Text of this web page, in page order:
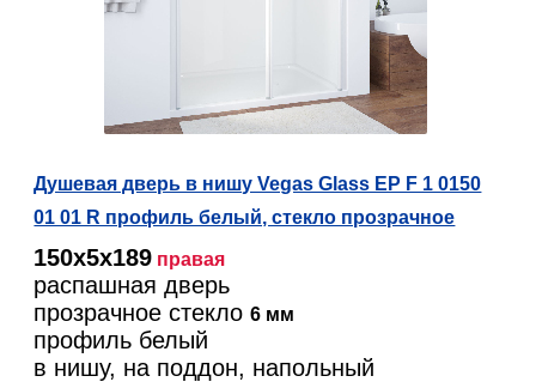
Душевая дверь в нишу Vegas Glass EP F 1 0150
01 01 R профиль белый, стекло прозрачное
150х5х189 правая
распашная дверь
прозрачное стекло6 мм
профиль белый
в нишу, на поддон, напольный